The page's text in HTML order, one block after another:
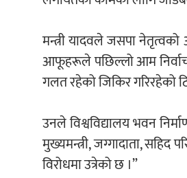
मन्त्री यादवले जसपा
आफूहरूले पछिल्लो आम
गलत रहेको जिकिर गरिरहेको
उनले विश्वविद्यालय भवन
मुख्यमन्त्री, जग्गादाता, सहिद
विरोधमा उत्रेको छ ।”